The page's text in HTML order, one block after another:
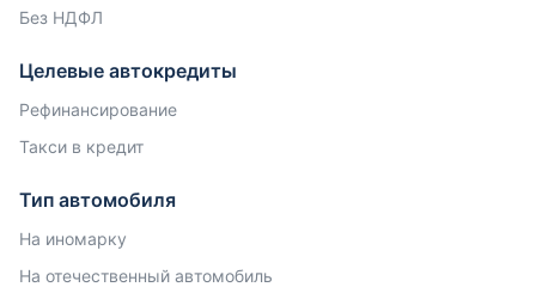
Без НДФЛ
Целевые автокредиты
Рефинансирование
Такси в кредит
Тип автомобиля
На иномарку
На отечественный автомобиль